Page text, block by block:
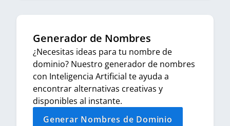
Generador de Nombres
¿Necesitas ideas para tu nombre de
dominio? Nuestro generador de nombres
con Inteligencia Artificial te ayuda a
encontrar alternativas creativas y
disponibles al instante.
Generar Nombres de Dominio